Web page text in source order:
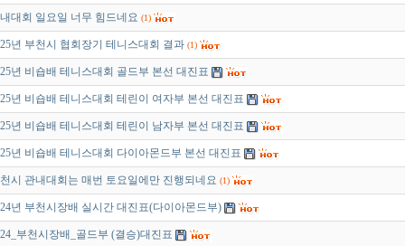
대회 일요일 너무 힘드네요 (1)
년 부천시 협회장기 테니스대회 결과 (1)
년 비숍배 테니스대회 골드부 본선 대진표
년 비숍배 테니스대회 테린이 여자부 본선 대진표
년 비숍배 테니스대회 테린이 남자부 본선 대진표
년 비숍배 테니스대회 다이아몬드부 본선 대진표
시 관내대회는 매번 토요일에만 진행되네요 (1)
년 부천시장배 실시간 대진표(다이아몬드부)
부천시장배_골드부 (결승)대진표